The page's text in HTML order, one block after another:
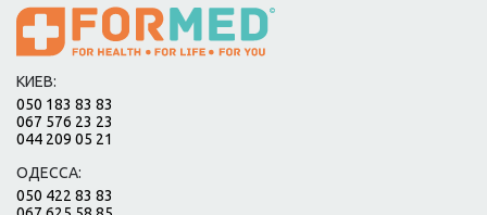
КИЕВ:
050 183 83 83
067 576 23 23
044 209 05 21
ОДЕССА:
050 422 83 83